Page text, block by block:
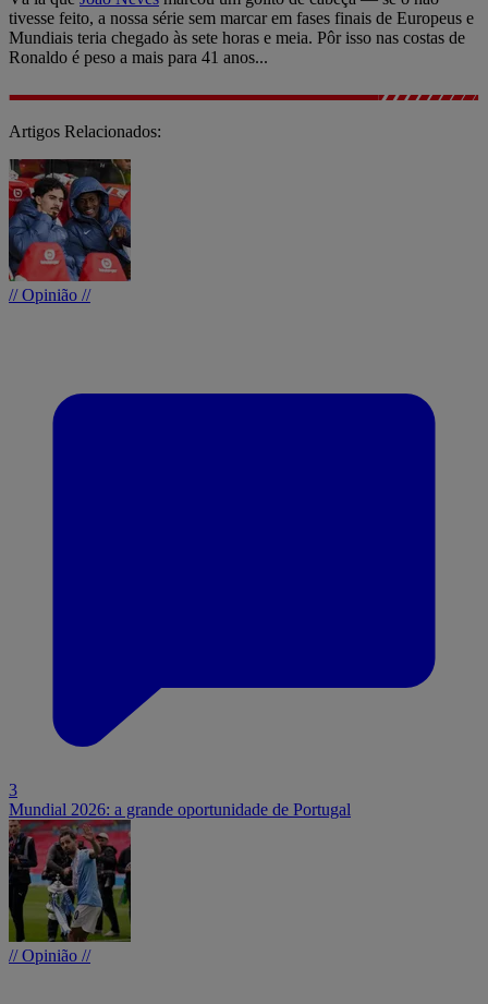
tivesse feito, a nossa série sem marcar em fases finais de Europeus e
Mundiais teria chegado às sete horas e meia. Pôr isso nas costas de
Ronaldo é peso a mais para 41 anos...
Artigos Relacionados:
// Opinião //
3
Mundial 2026: a grande oportunidade de Portugal
// Opinião //